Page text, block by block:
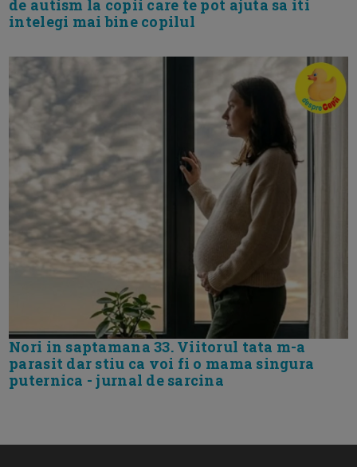
de autism la copii care te pot ajuta sa iti
intelegi mai bine copilul
Nori in saptamana 33. Viitorul tata m-a
parasit dar stiu ca voi fi o mama singura
puternica - jurnal de sarcina